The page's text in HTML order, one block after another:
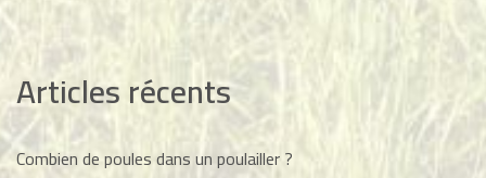
Articles récents
Combien de poules dans un poulailler ?